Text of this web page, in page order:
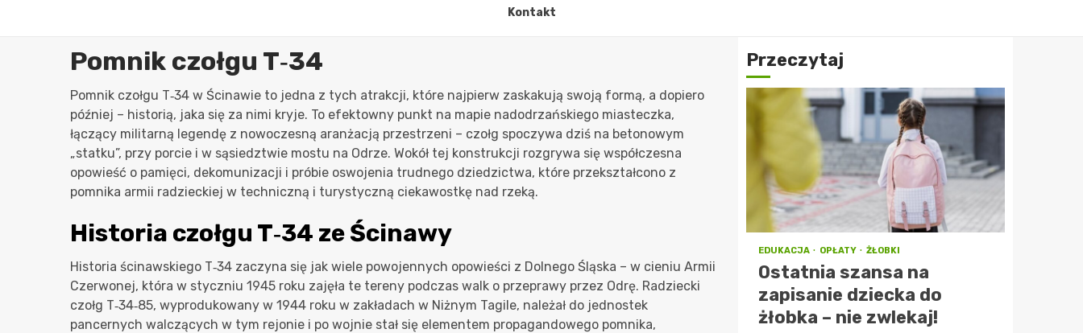
Kontakt
Pomnik czołgu T‑34
Pomnik czołgu T‑34 w Ścinawie to jedna z tych atrakcji, które najpierw zaskakują swoją formą, a dopiero
później – historią, jaka się za nimi kryje. To efektowny punkt na mapie nadodrzańskiego miasteczka,
łączący militarną legendę z nowoczesną aranżacją przestrzeni – czołg spoczywa dziś na betonowym
„statku”, przy porcie i w sąsiedztwie mostu na Odrze. Wokół tej konstrukcji rozgrywa się współczesna
opowieść o pamięci, dekomunizacji i próbie oswojenia trudnego dziedzictwa, które przekształcono z
pomnika armii radzieckiej w techniczną i turystyczną ciekawostkę nad rzeką.
Historia czołgu T‑34 ze Ścinawy
Historia ścinawskiego T‑34 zaczyna się jak wiele powojennych opowieści z Dolnego Śląska – w cieniu Armii
Czerwonej, która w styczniu 1945 roku zajęła te tereny podczas walk o przeprawy przez Odrę. Radziecki
czołg T‑34‑85, wyprodukowany w 1944 roku w zakładach w Niżnym Tagile, należał do jednostek
pancernych walczących w tym rejonie i po wojnie stał się elementem propagandowego pomnika,
Przeczytaj
EDUKACJA OPŁATY ŻŁOBKI
Ostatnia szansa na
zapisanie dziecka do
żłobka – nie zwlekaj!